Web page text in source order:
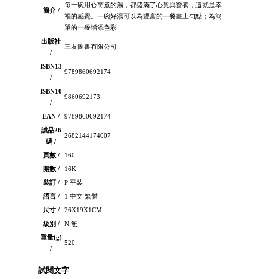
簡介 /
每一碗用心烹煮的湯，都盛滿了心意與營養，這就是幸
福的感覺。一碗好湯可以為豐富的一餐畫上句點；為簡
單的一餐增添色彩
出版社
/
三友圖書有限公司
ISBN13
/
9789860692174
ISBN10
/
9860692173
EAN /
9789860692174
誠品26
碼 /
2682144174007
頁數 /
160
開數 /
16K
裝訂 /
P:平裝
語言 /
1:中文 繁體
尺寸 /
26X19X1CM
級別 /
N:無
重量(g)
/
520
試閱文字